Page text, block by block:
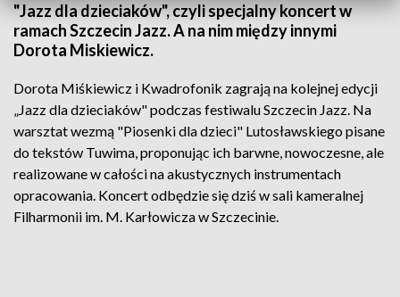
"Jazz dla dzieciaków", czyli specjalny koncert w
ramach Szczecin Jazz. A na nim między innymi
Dorota Miskiewicz.
Dorota Miśkiewicz i Kwadrofonik zagrają na kolejnej edycji
„Jazz dla dzieciaków" podczas festiwalu Szczecin Jazz. Na
warsztat wezmą "Piosenki dla dzieci" Lutosławskiego pisane
do tekstów Tuwima, proponując ich barwne, nowoczesne, ale
realizowane w całości na akustycznych instrumentach
opracowania. Koncert odbędzie się dziś w sali kameralnej
Filharmonii im. M. Karłowicza w Szczecinie.